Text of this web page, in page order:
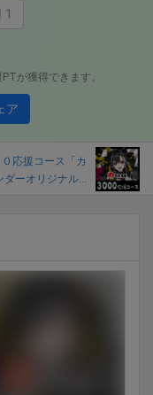
1
が獲得できます。
ア
０応援コース「カ
ダーオリジナル...